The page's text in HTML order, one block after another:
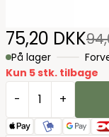
75,20 DKK
På lager
Kun 5 stk. tilbage
- +